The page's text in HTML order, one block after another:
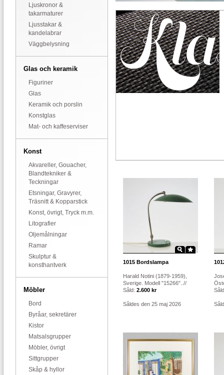
Ljuskronor &
takarmaturer
Ljusstakar &
kandelabrar
Väggbelysning
Glas och keramik
Figuriner
Glas
Keramik och porslin
Konstglas
Mat- och kaffeserviser
Konst
Akvareller, Gouacher,
Blandtekniker &
Teckningar
Etsningar, Gravyrer,
Träsnitt & Kopparstick
Konst, övrigt, Tryck m.m.
Litografier
Oljemålningar
Ramar
Skulptur &
konsthantverk
Möbler
Bord
Byråar, sekretärer
Kistor
Matsalsgrupper
Möbler, övrigt
Sittgrupper
Skåp & hyllor
1015 Bordslampa
Harald Notini (1879-1959),
Sverige. Modell "15266"..//
Såld: 2.600 kr
Såldes den 25 maj 2026